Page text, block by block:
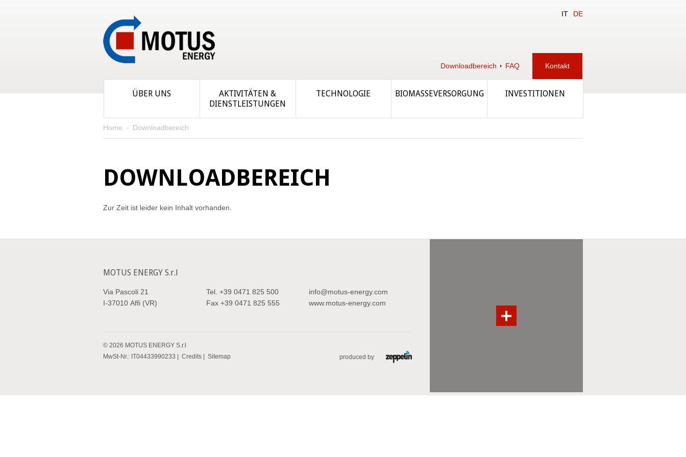
IT DE
Downloadbereich FAQ Kontakt
ÜBER UNS
AKTIVITÄTEN &
DIENSTLEISTUNGEN
TECHNOLOGIE BIOMASSEVERSORGUNG INVESTITIONEN
Home Downloadbereich
DOWNLOADBEREICH
Zur Zeit ist leider kein Inhalt vorhanden.
MOTUS ENERGY S.r.l
Via Pascoli 21
I-37010 Affi (VR)
Tel. +39 0471 825 500
Fax +39 0471 825 555
info@motus-energy.com
www.motus-energy.com
© 2026 MOTUS ENERGY S.r.l
MwSt-Nr.: IT04433990233 |
Credits Sitemap produced by